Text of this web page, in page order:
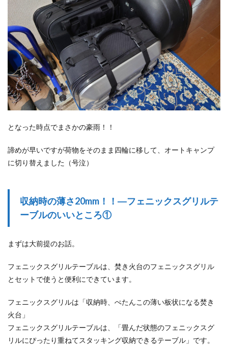
となった時点でまさかの豪雨！！
諦めが早いですが荷物をそのまま四輪に移して、オートキャンプ
に切り替えました（号泣）
収納時の薄さ20mm！！―フェニックスグリルテ
ーブルのいいところ①
まずは大前提のお話。
フェニックスグリルテーブルは、焚き火台のフェニックスグリル
とセットで使うと便利にできています。
フェニックスグリルは「収納時、ぺたんこの薄い板状になる焚き
火台」
フェニックスグリルテーブルは、「畳んだ状態のフェニックスグ
リルにぴったり重ねてスタッキング収納できるテーブル」です。